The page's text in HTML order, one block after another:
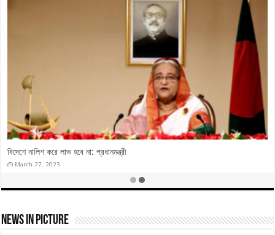
December 28, 2023
News In Picture